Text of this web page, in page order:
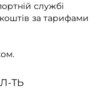
службі
за тарифами
ТЬ